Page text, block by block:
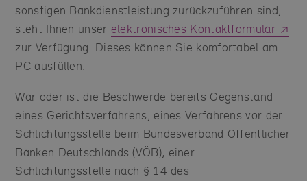
sonstigen Bankdienstleistung zurückzuführen sind,
steht Ihnen unser elektronisches Kontaktformular
zur Verfügung. Dieses können Sie komfortabel am
PC ausfüllen.
War oder ist die Beschwerde bereits Gegenstand
eines Gerichtsverfahrens, eines Verfahrens vor der
Schlichtungsstelle beim Bundesverband Öffentlicher
Banken Deutschlands (VÖB), einer
Schlichtungsstelle nach § 14 des